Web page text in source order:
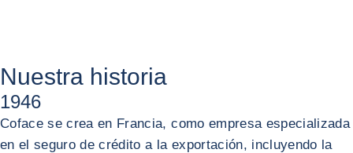
Nuestra historia
1946
Coface se crea en Francia, como empresa especializada
en el seguro de crédito a la exportación, incluyendo la